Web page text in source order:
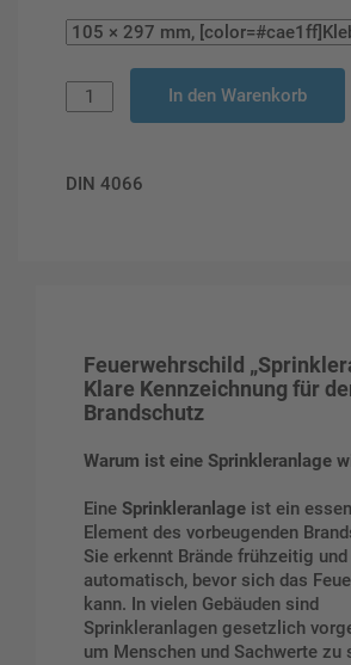
In den Warenkorb
DIN 4066
Feuerwehrschild
Klare Kennzeichnung für
Brandschutz
Warum ist eine Sprinkleranlage
Eine Sprinkleranlage ist ein
Element des vorbeugenden
Sie erkennt Brände frühzeitig
automatisch, bevor sich das
kann. In vielen Gebäuden sind
Sprinkleranlagen gesetzlich
um Menschen und Sachwerte zu